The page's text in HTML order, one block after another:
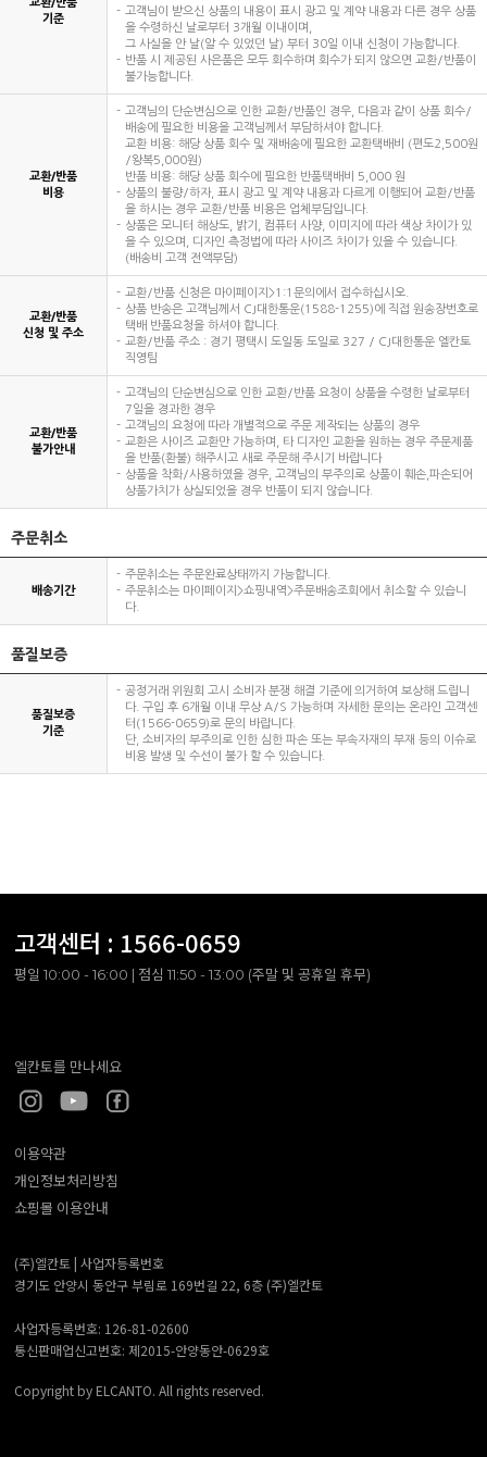
교환/반품
기준
고객님이 받으신 상품의 내용이 표시 광고 및 계약 내용과 다른 경우 상품
을 수령하신 날로부터 3개월 이내이며,
그 사실을 안 날(알 수 있었던 날) 부터 30일 이내 신청이 가능합니다.
반품 시 제공된 사은품은 모두 회수하며 회수가 되지 않으면 교환/반품이
불가능합니다.
교환/반품
비용
고객님의 단순변심으로 인한 교환/반품인 경우, 다음과 같이 상품 회수/
배송에 필요한 비용을 고객님께서 부담하셔야 합니다.
교환 비용: 해당 상품 회수 및 재배송에 필요한 교환택배비 (편도2,500원
/왕복5,000원)
반품 비용: 해당 상품 회수에 필요한 반품택배비 5,000 원
상품의 불량/하자, 표시 광고 및 계약 내용과 다르게 이행되어 교환/반품
을 하시는 경우 교환/반품 비용은 업체부담입니다.
상품은 모니터 해상도, 밝기, 컴퓨터 사양, 이미지에 따라 색상 차이가 있
을 수 있으며, 디자인 측정법에 따라 사이즈 차이가 있을 수 있습니다.
(배송비 고객 전액부담)
교환/반품
신청 및 주소
교환/반품 신청은 마이페이지>1:1문의에서 접수하십시오.
상품 반송은 고객님께서 CJ대한통운(1588-1255)에 직접 원송장번호로
택배 반품요청을 하셔야 합니다.
교환/반품 주소 : 경기 평택시 도일동 도일로 327 / CJ대한통운 엘칸토
직영팀
교환/반품
불가안내
고객님의 단순변심으로 인한 교환/반품 요청이 상품을 수령한 날로부터
7일을 경과한 경우
고객님의 요청에 따라 개별적으로 주문 제작되는 상품의 경우
교환은 사이즈 교환만 가능하며, 타 디자인 교환을 원하는 경우 주문제품
을 반품(환불) 해주시고 새로 주문해 주시기 바랍니다
상품을 착화/사용하였을 경우, 고객님의 부주의로 상품이 훼손,파손되어
상품가치가 상실되었을 경우 반품이 되지 않습니다.
주문취소
배송기간
주문취소는 주문완료상태까지 가능합니다.
주문취소는 마이페이지>쇼핑내역>주문배송조회에서 취소할 수 있습니
다.
품질보증
품질보증
기준
공정거래 위원회 고시 소비자 분쟁 해결 기준에 의거하여 보상해 드립니
다. 구입 후 6개월 이내 무상 A/S 가능하며 자세한 문의는 온라인 고객센
터(1566-0659)로 문의 바랍니다.
단, 소비자의 부주의로 인한 심한 파손 또는 부속자재의 부재 등의 이슈로
비용 발생 및 수선이 불가 할 수 있습니다.
고객센터 : 1566-0659
평일 10:00 - 16:00 | 점심 11:50 - 13:00 (주말 및 공휴일 휴무)
엘칸토를 만나세요
이용약관
개인정보처리방침
쇼핑몰 이용안내
(주)엘칸토 | 사업자등록번호
경기도 안양시 동안구 부림로 169번길 22, 6층 (주)엘칸토
사업자등록번호: 126-81-02600
통신판매업신고번호: 제2015-안양동안-0629호
Copyright by ELCANTO. All rights reserved.